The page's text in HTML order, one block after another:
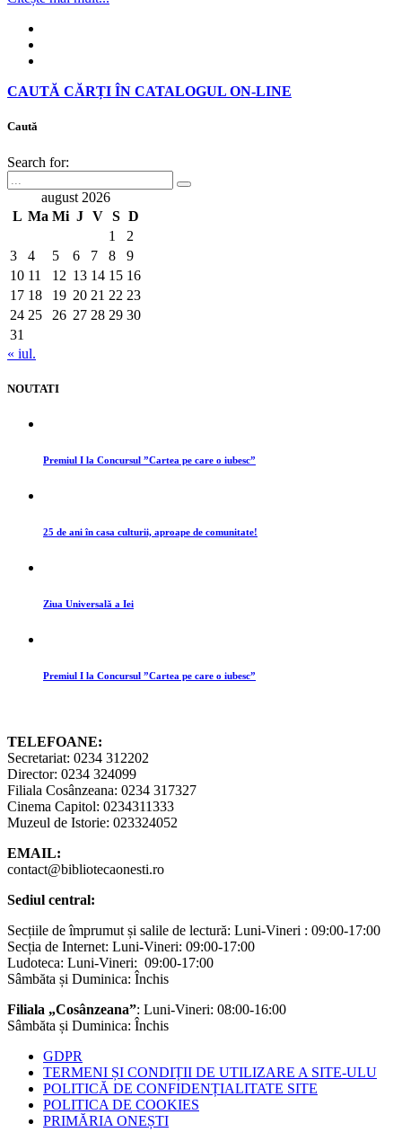
CAUTĂ CĂRȚI ÎN CATALOGUL ON-LINE
Caută
Search for:
august 2026
L Ma Mi J V S D
1
2
3
4 5 6 7 8
9
10 11 12 13 14 15 16
17 18 19 20 21 22 23
24 25 26 27 28 29 30
31
« iul.
NOUTATI
Premiul I la Concursul ”Cartea pe care o iubesc”
25 de ani în casa culturii, aproape de comunitate!
Ziua Universală a Iei
Premiul I la Concursul ”Cartea pe care o iubesc”
TELEFOANE:
Secretariat: 0234 312202
Director: 0234 324099
Filiala Cosânzeana: 0234 317327
Cinema Capitol: 0234311333
Muzeul de Istorie: 023324052
EMAIL:
contact@bibliotecaonesti.ro
Sediul central:
Secțiile de împrumut și salile de lectură: Luni-Vineri : 09:00-17:00
Secția de Internet: Luni-Vineri: 09:00-17:00
Ludoteca: Luni-Vineri: 09:00-17:00
Sâmbăta și Duminica: Închis
Filiala „Cosânzeana”: Luni-Vineri: 08:00-16:00
Sâmbăta și Duminica: Închis
GDPR
TERMENI ȘI CONDIȚII DE UTILIZARE A SITE-ULU
POLITICĂ DE CONFIDENȚIALITATE SITE
POLITICA DE COOKIES
PRIMĂRIA ONEȘTI